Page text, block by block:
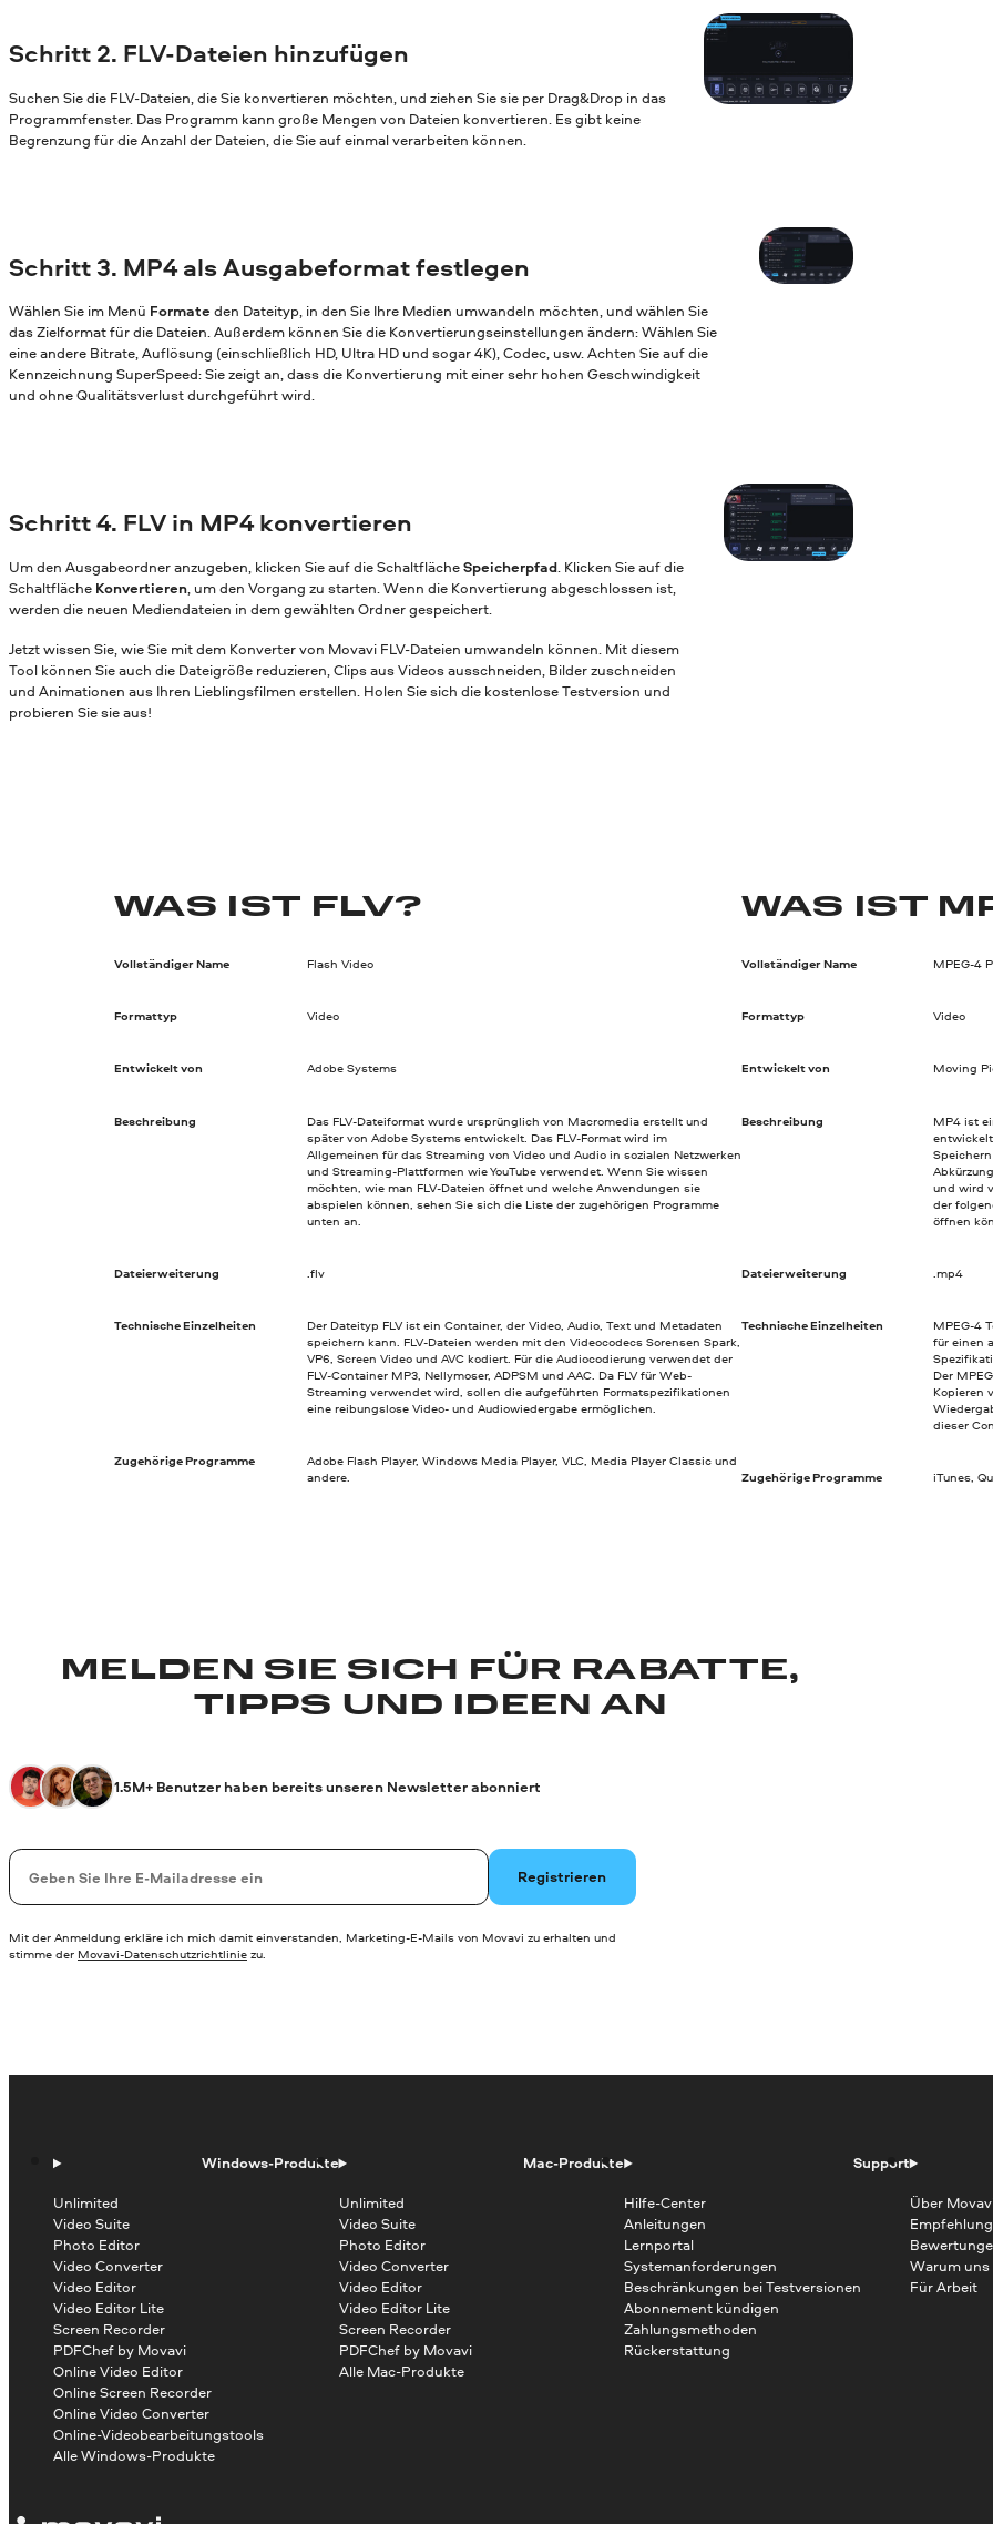
Schritt 2. FLV-Dateien hinzufügen
Suchen Sie die FLV-Dateien, die Sie konvertieren möchten, und ziehen Sie sie per Drag&Drop in das
Programmfenster. Das Programm kann große Mengen von Dateien konvertieren. Es gibt keine
Begrenzung für die Anzahl der Dateien, die Sie auf einmal verarbeiten können.
Schritt 3. MP4 als Ausgabeformat festlegen
Wählen Sie im Menü Formate den Dateityp, in den Sie Ihre Medien umwandeln möchten, und wählen Sie
das Zielformat für die Dateien. Außerdem können Sie die Konvertierungseinstellungen ändern: Wählen Sie
eine andere Bitrate, Auflösung (einschließlich HD, Ultra HD und sogar 4K), Codec, usw. Achten Sie auf die
Kennzeichnung SuperSpeed: Sie zeigt an, dass die Konvertierung mit einer sehr hohen Geschwindigkeit
und ohne Qualitätsverlust durchgeführt wird.
Schritt 4. FLV in MP4 konvertieren
Um den Ausgabeordner anzugeben, klicken Sie auf die SchaltflächeSpeicherpfad. Klicken Sie auf die
Schaltfläche Konvertieren, um den Vorgang zu starten. Wenn die Konvertierung abgeschlossen ist,
werden die neuen Mediendateien in dem gewählten Ordner gespeichert.
Jetzt wissen Sie, wie Sie mit dem Konverter von Movavi FLV-Dateien umwandeln können. Mit diesem
Tool können Sie auch die Dateigröße reduzieren, Clips aus Videos ausschneiden, Bilder zuschneiden
und Animationen aus Ihren Lieblingsfilmen erstellen. Holen Sie sich die kostenlose Testversion und
probieren Sie sie aus!
WAS IST FLV?
Vollständiger Name Flash Video
Formattyp Video
Entwickelt von Adobe Systems
Beschreibung
Das FLV-Dateiformat wurde ursprünglich von Macromedia erstellt und
später von Adobe Systems entwickelt. Das FLV-Format wird im
Allgemeinen für das Streaming von Video und Audio in sozialen Netzwerken
und Streaming-Plattformen wie YouTube verwendet. Wenn Sie wissen
möchten, wie man FLV-Dateien öffnet und welche Anwendungen sie
abspielen können, sehen Sie sich die Liste der zugehörigen Programme
unten an.
Dateierweiterung .flv
Technische Einzelheiten
Der Dateityp FLV ist ein Container, der Video, Audio, Text und Metadaten
speichern kann. FLV-Dateien werden mit den Videocodecs Sorensen Spark,
VP6, Screen Video und AVC kodiert. Für die Audiocodierung verwendet der
FLV-Container MP3, Nellymoser, ADPSM und AAC. Da FLV für Web-
Streaming verwendet wird, sollen die aufgeführten Formatspezifikationen
eine reibungslose Video- und Audiowiedergabe ermöglichen.
Zugehörige Programme
Adobe Flash Player, Windows Media Player, VLC, Media Player Classic und
andere.
WAS IST
Vollständiger Name MPEG-4
Formattyp Video
Entwickelt von Moving
Beschreibung
MP4 ist
und wird
der
öffnen
Dateierweiterung .mp4
Technische Einzelheiten
MPEG-4
für einen
Der
Kopieren
dieser
Zugehörige Programme iTunes,
MELDEN SIE SICH FÜR RABATTE,
TIPPS UND IDEEN AN
1.5M+ Benutzer haben bereits unseren Newsletter abonniert
Ihre E-Mail-Addresse Registrieren
Mit der Anmeldung erkläre ich mich damit einverstanden, Marketing-E-Mails von Movavi zu erhalten und
stimme der Movavi-Datenschutzrichtlinie zu.
Windows-Produkte
Unlimited
Video Suite
Photo Editor
Video Converter
Video Editor
Video Editor Lite
Screen Recorder
PDFChef by Movavi
Online Video Editor
Online Screen Recorder
Online Video Converter
Online-Videobearbeitungstools
Alle Windows-Produkte
Mac-Produkte
Unlimited
Video Suite
Photo Editor
Video Converter
Video Editor
Video Editor Lite
Screen Recorder
PDFChef by Movavi
Alle Mac-Produkte
Support
Hilfe-Center
Anleitungen
Lernportal
Systemanforderungen
Beschränkungen bei Testversionen
Abonnement kündigen
Zahlungsmethoden
Rückerstattung
Über
Warum uns
Für Arbeit